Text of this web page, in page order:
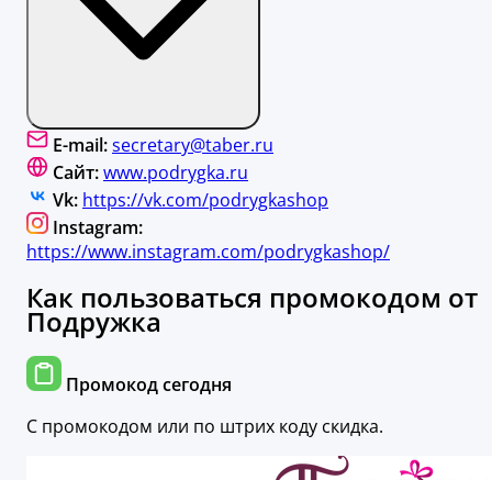
E-mail:secretary@taber.ru
Сайт:www.podrygka.ru
Vk: https://vk.com/podrygkashop
Instagram:
https://www.instagram.com/podrygkashop/
Как пользоваться промокодом от
Подружка
Промокод сегодня
С промокодом или по штрих коду скидка.